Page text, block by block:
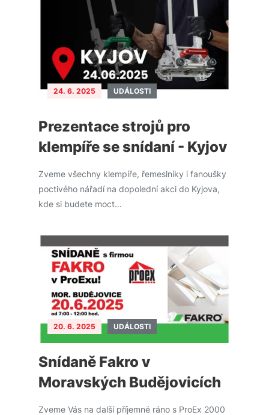
24. 6. 2025 UDÁLOSTI
Prezentace strojů pro
klempíře se snídaní - Kyjov
Zveme všechny klempíře, řemeslníky i fanoušky
poctivého nářadí na dopolední akci do Kyjova,
kde si budete moct…
20. 6. 2025 UDÁLOSTI
Snídaně Fakro v
Moravských Budějovicích
Zveme Vás na další příjemné ráno s ProEx 2000